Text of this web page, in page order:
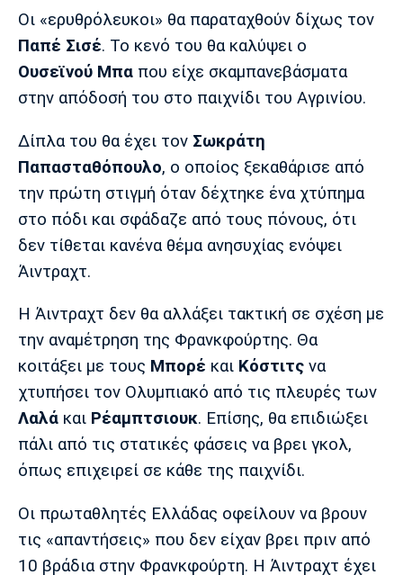
Μονακό
Αστέρας
Τότεναμ
Πόρτο Μπενφίκα
Οι «ερυθρόλευκοι» θα παραταχθούν δίχως τον
Παπέ Σισέ. Το κενό του θα καλύψει ο
Ουσεϊνού Μπα που είχε σκαμπανεβάσματα
στην απόδοσή του στο παιχνίδι του Αγρινίου.
Δίπλα του θα έχει τον Σωκράτη
Παπασταθόπουλο, ο οποίος ξεκαθάρισε από
την πρώτη στιγμή όταν δέχτηκε ένα χτύπημα
στο πόδι και σφάδαζε από τους πόνους, ότι
δεν τίθεται κανένα θέμα ανησυχίας ενόψει
Άιντραχτ.
Η Άιντραχτ δεν θα αλλάξει τακτική σε σχέση με
την αναμέτρηση της Φρανκφούρτης. Θα
κοιτάξει με τους Μπορέ και Κόστιτς να
χτυπήσει τον Ολυμπιακό από τις πλευρές των
Λαλά και Ρέαμπτσιουκ. Επίσης, θα επιδιώξει
πάλι από τις στατικές φάσεις να βρει γκολ,
όπως επιχειρεί σε κάθε της παιχνίδι.
Οι πρωταθλητές Ελλάδας οφείλουν να βρουν
τις «απαντήσεις» που δεν είχαν βρει πριν από
10 βράδια στην Φρανκφούρτη. Η Άιντραχτ έχει